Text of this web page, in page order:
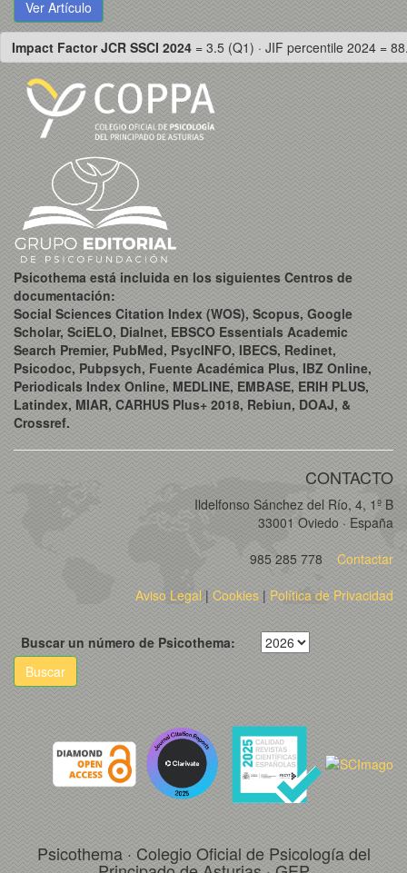
Ver Artículo
Impact Factor JCR SSCI 2024 = 3.5 (Q1) · JIF percentile 2024 =
Psicothema está incluida en los siguientes Centros de
documentación:
Social Sciences Citation Index (WOS), Scopus, Google
Scholar, SciELO, Dialnet, EBSCO Essentials Academic
Search Premier, PubMed, PsycINFO, IBECS, Redinet,
Psicodoc, Pubpsych, Fuente Académica Plus, IBZ Online,
Periodicals Index Online, MEDLINE, EMBASE, ERIH PLUS,
Latindex, MIAR, CARHUS Plus+ 2018, Rebiun, DOAJ, &
Crossref.
CONTACTO
Ildelfonso Sánchez del Río, 4, 1º B
33001 Oviedo · España
985 285 778
Contactar
Aviso Legal| Cookies | Política de Privacidad
Buscar un número de Psicothema:
Buscar
Psicothema · Colegio Oficial de Psicología del